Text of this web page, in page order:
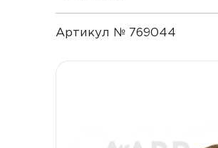
Артикул № 769044